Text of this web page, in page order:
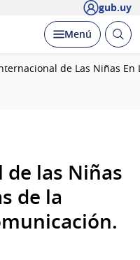
gub.uy
Desplegar
Menú Abrir
de Las Niñas
las Niñas
de la